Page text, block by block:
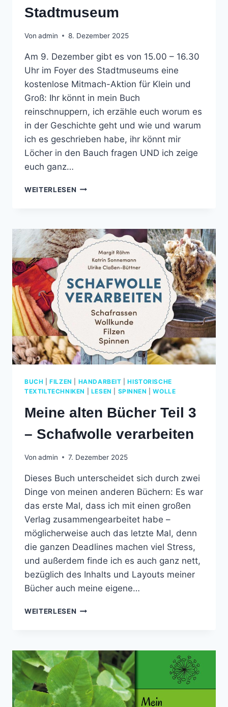
Stadtmuseum
Von admin 8. Dezember 2025
Am 9. Dezember gibt es von 15.00 – 16.30
Uhr im Foyer des Stadtmuseums eine
kostenlose Mitmach-Aktion für Klein und
Groß: Ihr könnt in mein Buch
reinschnuppern, ich erzähle euch worum es
in der Geschichte geht und wie und warum
ich es geschrieben habe, ihr könnt mir
Löcher in den Bauch fragen UND ich zeige
euch ganz…
WEITERLESEN DIENSTAG
IM
SIEGBURGER
STADTMUSEUM
BUCH |FILZEN HANDARBEIT |HISTORISCHE
TEXTILTECHNIKEN
LESEN SPINNEN |WOLLE
Meine alten Bücher Teil 3
– Schafwolle verarbeiten
Von admin 7. Dezember 2025
Dieses Buch unterscheidet sich durch zwei
Dinge von meinen anderen Büchern: Es war
das erste Mal, dass ich mit einen großen
Verlag zusammengearbeitet habe –
möglicherweise auch das letzte Mal, denn
die ganzen Deadlines machen viel Stress,
und außerdem finde ich es auch ganz nett,
bezüglich des Inhalts und Layouts meiner
Bücher auch meine eigene…
WEITERLESEN MEINE
3
SCHAFWOLLE
VERARBEITEN